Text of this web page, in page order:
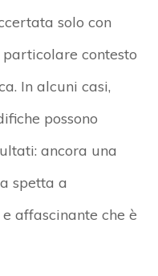
solo con
contesto
In alcuni casi,
possono
ancora una
spetta a
affascinante che è